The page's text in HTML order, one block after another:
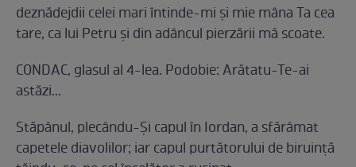
deznădejdii celei mari întinde-mi şi mie mâna Ta cea
tare, ca lui Petru şi din adâncul pierzării mă scoate.
CONDAC, glasul al 4-lea. Podobie: Arătatu-Te-ai
astăzi...
Stăpânul, plecându-Şi capul în Iordan, a sfărâmat
capetele diavolilor; iar capul purtătorului de biruinţă